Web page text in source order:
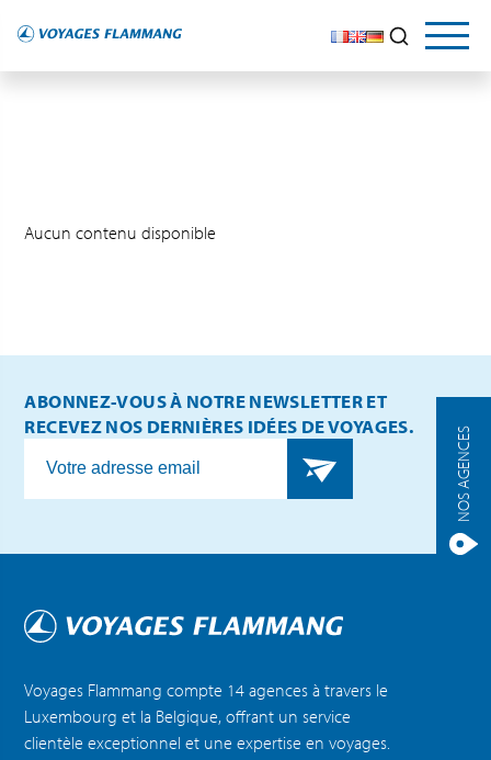
NOS AGENCES
Aucun contenu disponible
ABONNEZ-VOUS À NOTRE NEWSLETTER ET
RECEVEZ NOS DERNIÈRES IDÉES DE VOYAGES.
Voyages Flammang compte 14 agences à travers le
Luxembourg et la Belgique, offrant un service
clientèle exceptionnel et une expertise en voyages.